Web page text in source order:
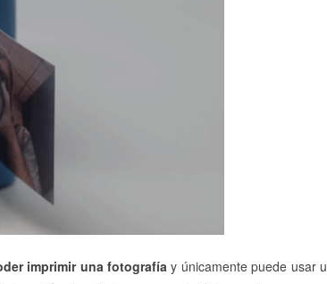
imprimir una fotografía y únicamente puede usar